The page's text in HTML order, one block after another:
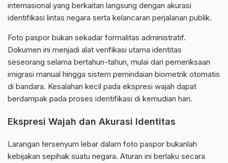
internasional yang berkaitan langsung dengan akurasi
identifikasi lintas negara serta kelancaran perjalanan publik.
Foto paspor bukan sekadar formalitas administratif.
Dokumen ini menjadi alat verifikasi utama identitas
seseorang selama bertahun-tahun, mulai dari pemeriksaan
imigrasi manual hingga sistem pemindaian biometrik otomatis
di bandara. Kesalahan kecil pada ekspresi wajah dapat
berdampak pada proses identifikasi di kemudian hari.
Ekspresi Wajah dan Akurasi Identitas
Larangan tersenyum lebar dalam foto paspor bukanlah
kebijakan sepihak suatu negara. Aturan ini berlaku secara